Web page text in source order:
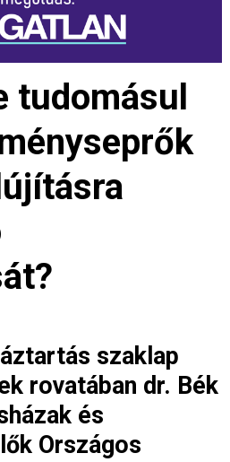
tudomásul
szaklap
rovatában dr. Bék
és
Országos